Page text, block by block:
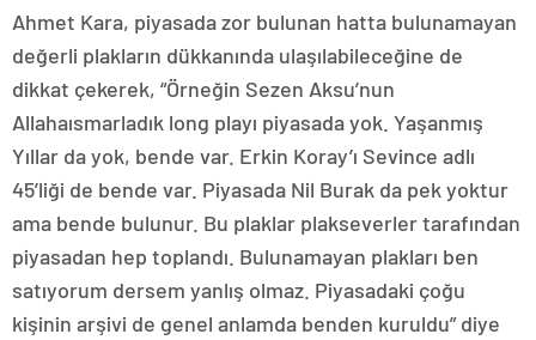
Ahmet Kara, piyasada zor bulunan hatta bulunamayan
değerli plakların dükkanında ulaşılabileceğine de
dikkat çekerek, “Örneğin Sezen Aksu’nun
Allahaısmarladık long playı piyasada yok. Yaşanmış
Yıllar da yok, bende var. Erkin Koray’ı Sevince adlı
45’liği de bende var. Piyasada Nil Burak da pek yoktur
ama bende bulunur. Bu plaklar plakseverler tarafından
piyasadan hep toplandı. Bulunamayan plakları ben
satıyorum dersem yanlış olmaz. Piyasadaki çoğu
kişinin arşivi de genel anlamda benden kuruldu” diye